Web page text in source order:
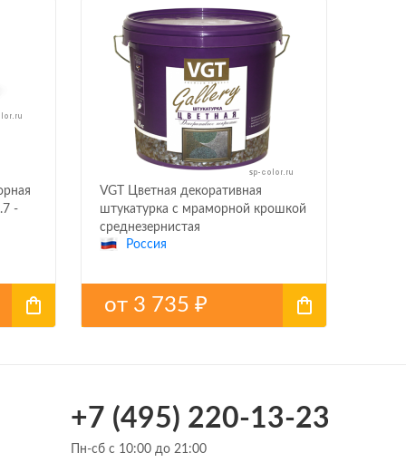
-
VGT Цветная декоративная
штукатурка с мраморной крошкой
среднезернистая
Россия
от 3 735 ₽
+7 (495) 220-13-23
Пн-сб с 10:00 до 21:00